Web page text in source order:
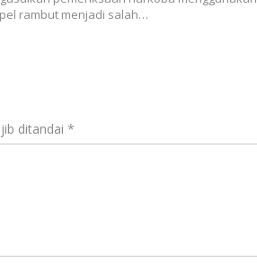
rambut menjadi salah…
ditandai *